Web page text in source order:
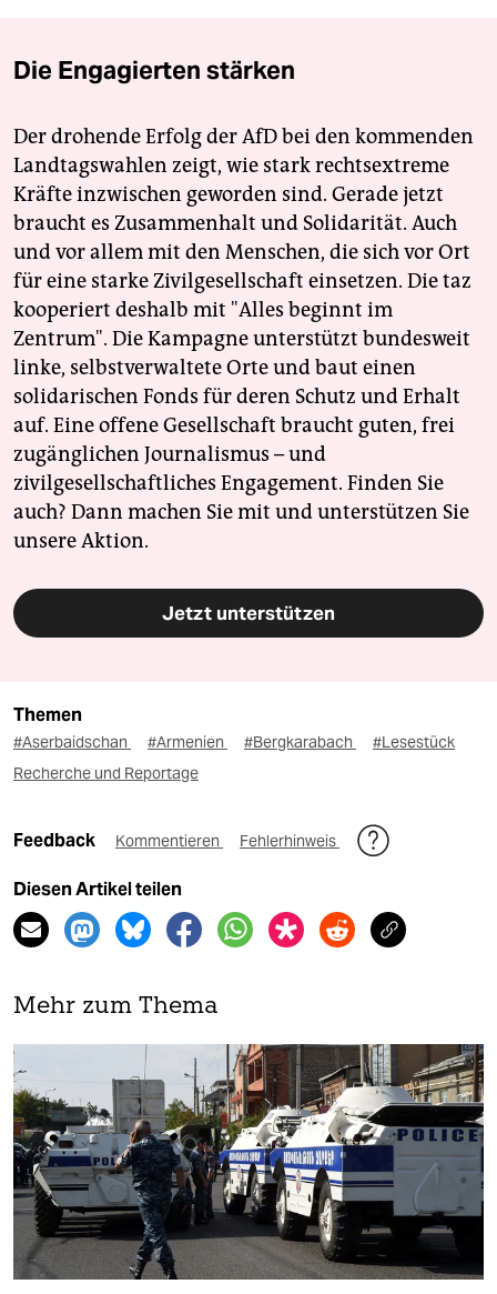
Die Engagierten stärken
Der drohende Erfolg der AfD bei den kommenden
Landtagswahlen zeigt, wie stark rechtsextreme
Kräfte inzwischen geworden sind. Gerade jetzt
braucht es Zusammenhalt und Solidarität. Auch
und vor allem mit den Menschen, die sich vor Ort
für eine starke Zivilgesellschaft einsetzen. Die taz
kooperiert deshalb mit "Alles beginnt im
Zentrum". Die Kampagne unterstützt bundesweit
linke, selbstverwaltete Orte und baut einen
solidarischen Fonds für deren Schutz und Erhalt
auf. Eine offene Gesellschaft braucht guten, frei
zugänglichen Journalismus – und
zivilgesellschaftliches Engagement. Finden Sie
auch? Dann machen Sie mit und unterstützen Sie
unsere Aktion.
Jetzt unterstützen
Themen
#Aserbaidschan #Armenien #Bergkarabach
#Lesestück
Recherche und Reportage
Feedback Kommentieren Fehlerhinweis
Diesen Artikel teilen
Mehr zum Thema